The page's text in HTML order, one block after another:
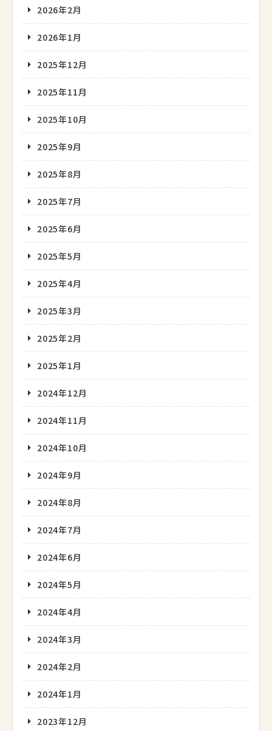
2026年2月
2026年1月
2025年12月
2025年11月
2025年10月
2025年9月
2025年8月
2025年7月
2025年6月
2025年5月
2025年4月
2025年3月
2025年2月
2025年1月
2024年12月
2024年11月
2024年10月
2024年9月
2024年8月
2024年7月
2024年6月
2024年5月
2024年4月
2024年3月
2024年2月
2024年1月
2023年12月